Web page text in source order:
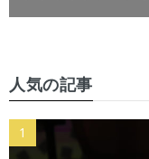
人気の記事